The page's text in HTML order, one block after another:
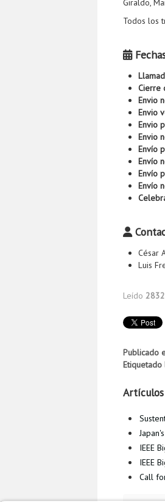
Giraldo,
Todos los
Cierre
Envio
Envio
Envio
Envio
Envío
Envío
Envío
Envío
César
Luis
Leído
Publicado
Etiquetado
IEEE
IEEE
Call